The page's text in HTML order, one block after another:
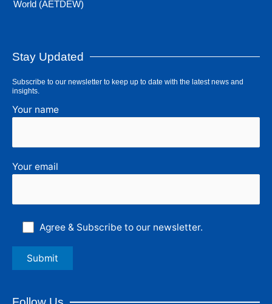
World (AETDEW)
Stay Updated
Subscribe to our newsletter to keep up to date with the latest news and
insights.
Your name
Your email
Agree & Subscribe to our newsletter.